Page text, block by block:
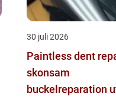
30 juli 2026
Paintless dent
skonsam
buckelreparation